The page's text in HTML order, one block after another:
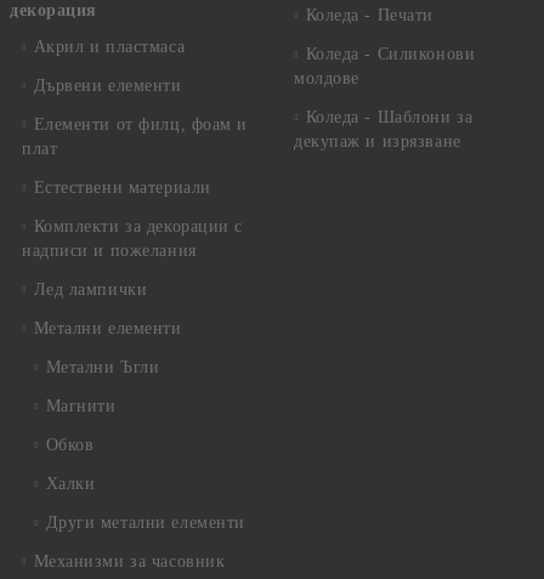
декорация
Акрил и пластмаса
Дървени елементи
Елементи от филц, фоам и
плат
Естествени материали
Комплекти за декорации с
надписи и пожелания
Лед лампички
Метални елементи
Метални Ъгли
Магнити
Обков
Халки
Други метални елементи
Механизми за часовник
Коледа - Печати
Коледа - Силиконови
молдове
Коледа - Шаблони за
декупаж и изрязване